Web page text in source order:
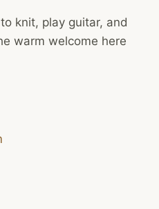
knit, play guitar, and
warm welcome here